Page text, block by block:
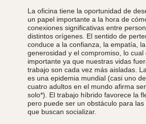
La oficina tiene la oportunidad de
un papel importante a la hora de
conexiones significativas entre
distintos orígenes. El sentido de
conduce a la confianza, la empatía, la
generosidad y el compromiso, lo cual
importante ya que nuestras vidas
trabajo son cada vez más aisladas.
es una epidemia mundial (casi uno
cuatro adultos en el mundo afirma
solo*). El trabajo híbrido favorece la
pero puede ser un obstáculo para las
que buscan socializar.